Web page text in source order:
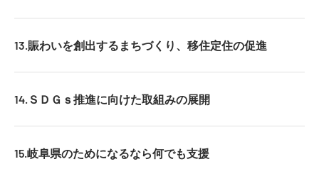
13.賑わいを創出するまちづくり、移住定住の促進
14.ＳＤＧｓ推進に向けた取組みの展開
15.岐阜県のためになるなら何でも支援